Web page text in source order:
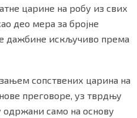
царине на робу из свих
део мера за бројне
дажбине искључиво према
сопствених царина на
преговоре, уз тврдњу
одржани само на основу
redakcija@gradskeinfo.rs